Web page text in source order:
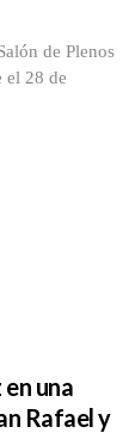
de Plenos
el 28 de
una
Rafael y